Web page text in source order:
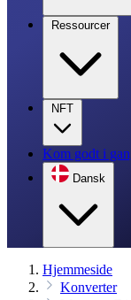
Ressourcer
NFT
Kom godt i
Dansk
Hjemmeside
Konverter